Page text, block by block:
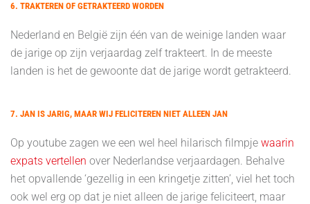
6. TRAKTEREN OF GETRAKTEERD WORDEN
Nederland en België zijn één van de weinige landen waar
de jarige op zijn verjaardag zelf trakteert. In de meeste
landen is het de gewoonte dat de jarige wordt getrakteerd.
7. JAN IS JARIG, MAAR WIJ FELICITEREN NIET ALLEEN JAN
Op youtube zagen we een wel heel hilarisch filmpje waarin
expats vertellen over Nederlandse verjaardagen. Behalve
het opvallende ‘gezellig in een kringetje zitten’, viel het toch
ook wel erg op dat je niet alleen de jarige feliciteert, maar